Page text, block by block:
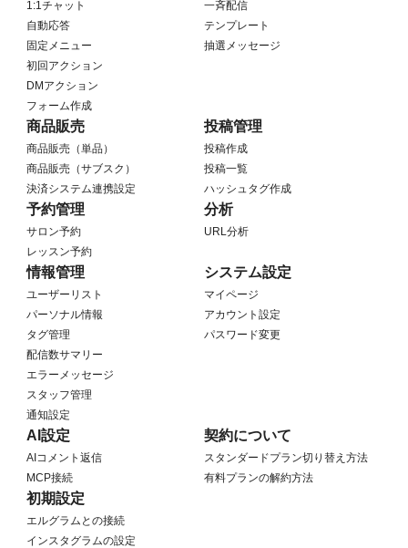
1:1チャット
自動応答
固定メニュー
初回アクション
DMアクション
フォーム作成
一斉配信
テンプレート
抽選メッセージ
商品販売
商品販売（単品）
商品販売（サブスク）
決済システム連携設定
投稿管理
投稿作成
投稿一覧
ハッシュタグ作成
予約管理
サロン予約
レッスン予約
分析
URL分析
情報管理
ユーザーリスト
パーソナル情報
タグ管理
配信数サマリー
エラーメッセージ
スタッフ管理
通知設定
システム設定
マイページ
アカウント設定
パスワード変更
AI設定
AIコメント返信
MCP接続
契約について
スタンダードプラン切り替え方法
有料プランの解約方法
初期設定
エルグラムとの接続
インスタグラムの設定